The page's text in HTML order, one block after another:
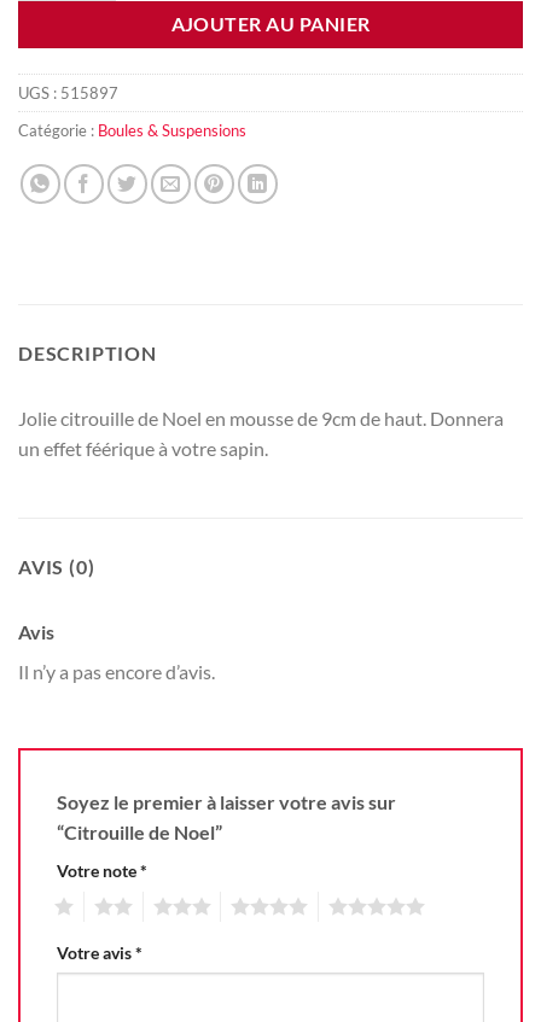
AJOUTER AU PANIER
UGS : 515897
Catégorie : Boules & Suspensions
DESCRIPTION
Jolie citrouille de Noel en mousse de 9cm de haut. Donnera
un effet féérique à votre sapin.
AVIS (0)
Avis
Il n’y a pas encore d’avis.
Soyez le premier à laisser votre avis sur
“Citrouille de Noel”
Votre note*
Votre avis*